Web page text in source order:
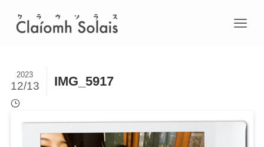
IMG_5917
2023
12/13